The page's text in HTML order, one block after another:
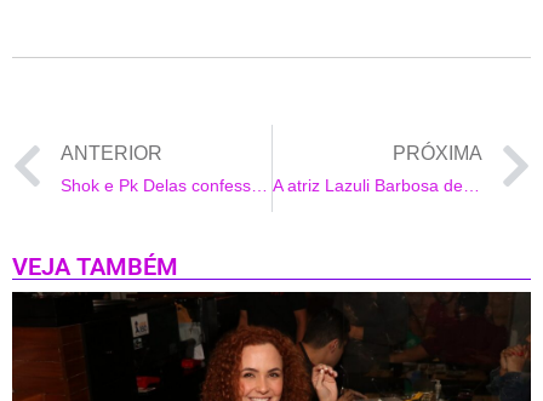
ANTERIOR PRÓXIMA
A atriz Lazuli Barbosa de Verão 90 lançou na quarentena projeto com contos de Olavo Bilac
VEJA TAMBÉM